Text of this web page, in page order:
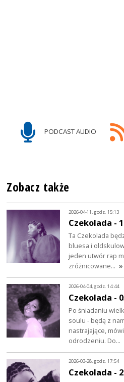
PODCAST AUDIO
Zobacz także
2026-04-11, godz. 15:13
Czekolada -
Ta Czekolada
bluesa i
jeden utwór rap
zróżnicowane…
2026-04-04, godz. 14:44
Czekolada -
Po śniadaniu
soulu - będą z
nastrajające,
odrodzeniu. Do…
2026-03-28, godz. 17:54
Czekolada -